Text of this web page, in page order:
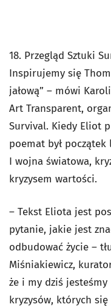
18. Przegląd Sztuki
Inspirujemy się
jałową” – mówi
Art Transparent,
Survival. Kiedy Eliot
poemat był początek
I wojna światowa,
kryzysem wartości.
– Tekst Eliota jest
pytanie, jakie jest
odbudować życie –
Miśniakiewicz,
że i my dziś
kryzysów, których